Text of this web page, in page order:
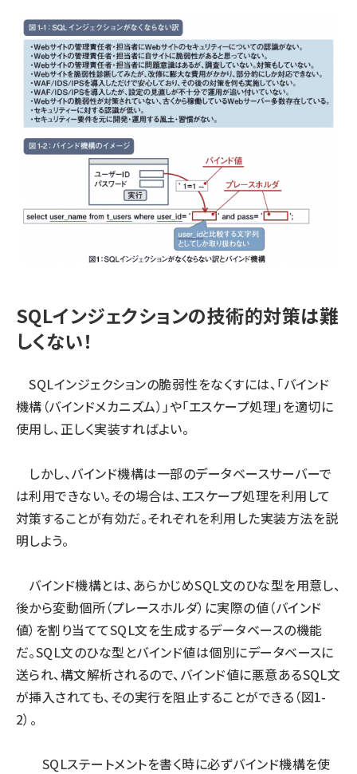
SQLインジェクションの技術的対策は難
しくない！
SQLインジェクションの脆弱性をなくすには、「バインド
機構（バインドメカニズム）」や「エスケープ処理」を適切に
使用し、正しく実装すればよい。
しかし、バインド機構は一部のデータベースサーバーで
は利用できない。その場合は、エスケープ処理を利用して
対策することが有効だ。それぞれを利用した実装方法を説
明しよう。
バインド機構とは、あらかじめSQL文のひな型を用意し、
後から変動個所（プレースホルダ）に実際の値（バインド
値）を割り当ててSQL文を生成するデータベースの機能
だ。SQL文のひな型とバインド値は個別にデータベースに
送られ、構文解析されるので、バインド値に悪意あるSQL文
が挿入されても、その実行を阻止することができる（図1-
2）。
SQLステートメントを書く時に必ずバインド機構を使